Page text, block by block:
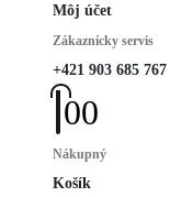
Môj účet
Zákaznícky servis
+421 903 685 767
00
Nákupný
Košík